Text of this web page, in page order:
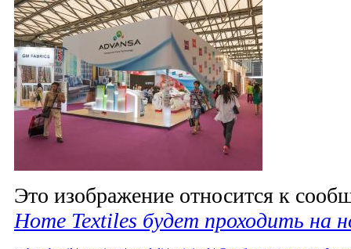
Это изображение относится к
Home Textiles будет проходить на